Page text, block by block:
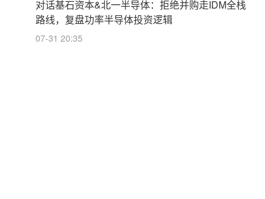
对话基石资本&北一半导体：拒绝并购走IDM全栈
路线，复盘功率半导体投资逻辑
07-31 20:35